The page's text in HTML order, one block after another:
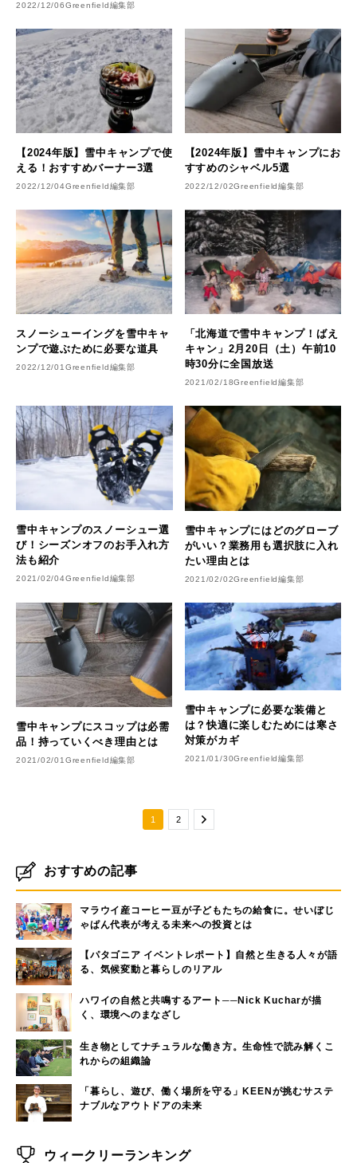
2022/12/06Greenfield編集部
【2024年版】雪中キャンプで使
える！おすすめバーナー3選
2022/12/04Greenfield編集部
【2024年版】雪中キャンプにお
すすめのシャベル5選
2022/12/02Greenfield編集部
スノーシューイングを雪中キャ
ンプで遊ぶために必要な道具
2022/12/01Greenfield編集部
「北海道で雪中キャンプ！ばえ
キャン」2月20日（土）午前10
時30分に全国放送
2021/02/18Greenfield編集部
雪中キャンプのスノーシュー選
び！シーズンオフのお手入れ方
法も紹介
2021/02/04Greenfield編集部
雪中キャンプにはどのグローブ
がいい？業務用も選択肢に入れ
たい理由とは
2021/02/02Greenfield編集部
雪中キャンプにスコップは必需
品！持っていくべき理由とは
2021/02/01 Greenfield編集部
雪中キャンプに必要な装備と
は？快適に楽しむためには寒さ
対策がカギ
2021/01/30Greenfield編集部
1 2
おすすめの記事
マラウイ産コーヒー豆が子どもたちの給食に。せいぼじ
ゃぱん代表が考える未来への投資とは
【パタゴニア イベントレポート】自然と生きる人々が語
る、気候変動と暮らしのリアル
ハワイの自然と共鳴するアート──Nick Kucharが描
く、環境へのまなざし
生き物としてナチュラルな働き方。生命性で読み解くこ
れからの組織論
「暮らし、遊び、働く場所を守る」KEENが挑むサステ
ナブルなアウトドアの未来
ウィークリーランキング